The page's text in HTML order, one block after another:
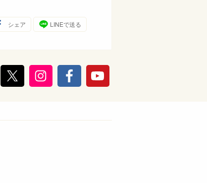
シェア LINEで送る